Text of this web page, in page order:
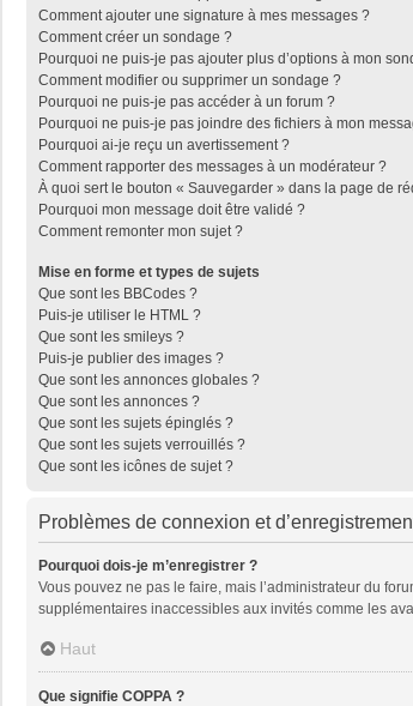
Comment ajouter une signature à mes messages ?
Comment créer un sondage ?
Pourquoi ne puis-je pas ajouter plus d’options à mon
Comment modifier ou supprimer un sondage ?
Pourquoi ne puis-je pas accéder à un forum ?
Pourquoi ne puis-je pas joindre des fichiers à mon
Pourquoi ai-je reçu un avertissement ?
Comment rapporter des messages à un modérateur ?
À quoi sert le bouton « Sauvegarder » dans la page de
Pourquoi mon message doit être validé ?
Comment remonter mon sujet ?
Mise en forme et types de sujets
Que sont les BBCodes ?
Puis-je utiliser le HTML ?
Que sont les smileys ?
Puis-je publier des images ?
Que sont les annonces globales ?
Que sont les annonces ?
Que sont les sujets épinglés ?
Que sont les sujets verrouillés ?
Que sont les icônes de sujet ?
Problèmes de connexion et
Pourquoi dois-je m’enregistrer ?
Vous pouvez ne pas le faire, mais l’administrateur du
supplémentaires inaccessibles aux invités comme les
Haut
Que signifie COPPA ?